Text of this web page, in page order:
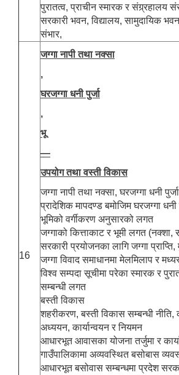
पुरातत्व, प्राचीन स्मारक र संग्र्रहालय
सरकारी भवन, विद्यालय, सामुदायिक
संभार,
16
जग्गा नापी तथा नक्सा
,
घरजग्गा धनी पुर्जा
,
भू
—
उपयोग तथा वस्ती विकास
जग्गा नापी तथा नक्सा, घरजग्गा धनी
प्रादेशिक मापदण्ड बमोजिम घरजग्गा
भूमिको वर्गीकरण अनुसारको लगत
जग्गाको कित्ताकाट र भूमी लगत (नक्शा,
सरकारी प्रयोजनका लागि जग्गा
जग्गा विवाद समाधानमा मेलमिलाप र
विश्व सम्पदा सूचीमा परेका स्मारक र
सम्बन्धी लगत
बस्ती विकास
शहरीकरण, बस्ती विकास सम्बन्धी
अध्ययन, कार्यान्वयन र नियमन
आधारभूत आवासका योजना तर्जुमा र
गाउँपालिकामा अव्यवस्थित बसोबास
आधारभूत बसोवास सम्बन्धमा प्रदेश